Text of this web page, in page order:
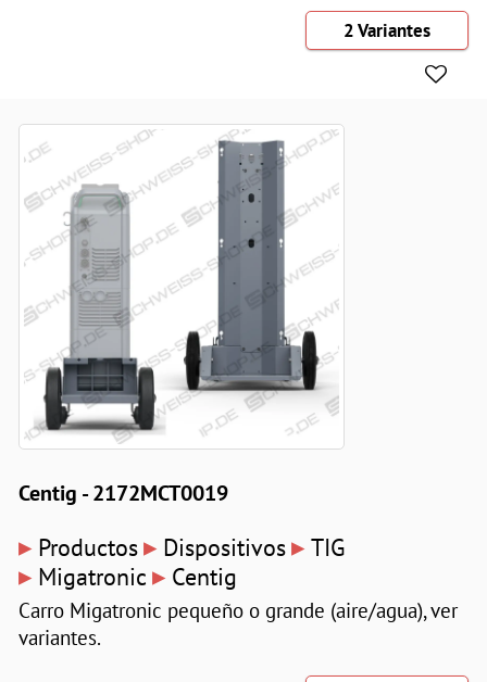
2 Variantes
Centig - 2172MCT0019
▸ Productos▸ Dispositivos▸ TIG
▸ Migatronic ▸ Centig
Carro Migatronic pequeño o grande (aire/agua), ver
variantes.